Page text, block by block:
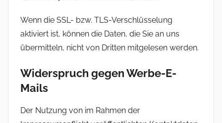
Wenn die SSL- bzw. TLS-Verschlüsselung
aktiviert ist, können die Daten, die Sie an uns
übermitteln, nicht von Dritten mitgelesen werden.
Widerspruch gegen Werbe-E-
Mails
Der Nutzung von im Rahmen der